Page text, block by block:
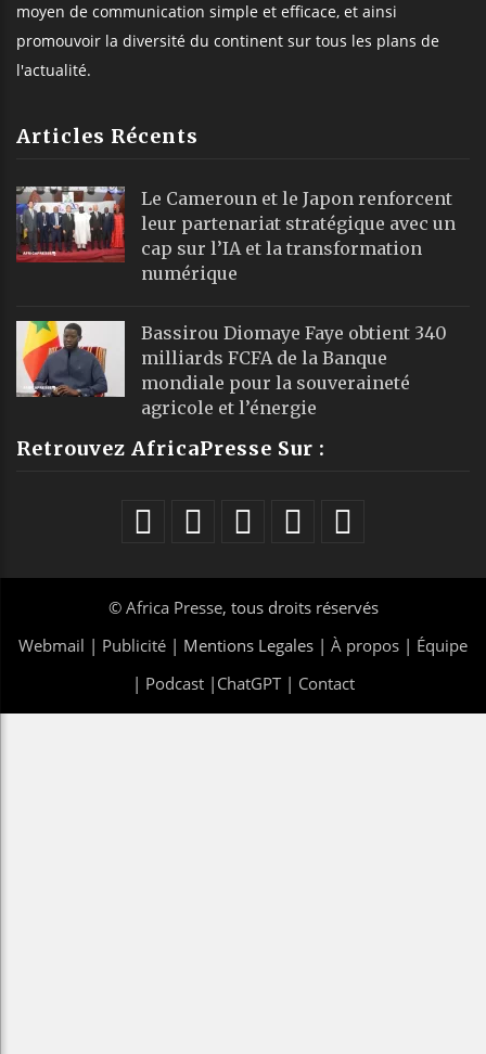
moyen de communication simple et efficace, et ainsi
promouvoir la diversité du continent sur tous les plans de
l'actualité.
Articles Récents
Le Cameroun et le Japon renforcent
leur partenariat stratégique avec un
cap sur l’IA et la transformation
numérique
Bassirou Diomaye Faye obtient 340
milliards FCFA de la Banque
mondiale pour la souveraineté
agricole et l’énergie
Retrouvez AfricaPresse Sur :
© Africa Presse, tous droits réservés
Webmail | Publicité | Mentions Legales | À propos | Équipe
| Podcast| ChatGPT| Contact